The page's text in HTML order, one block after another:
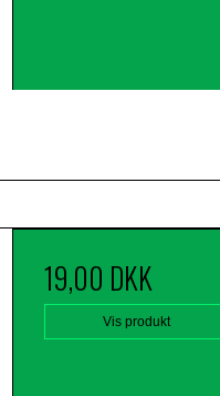
19,00 DKK
Vis produkt